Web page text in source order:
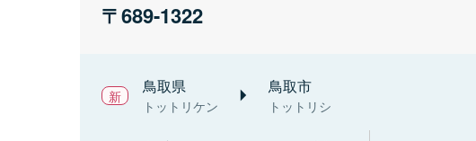
689-1322
鳥取県
トットリケン
鳥取市
トットリシ